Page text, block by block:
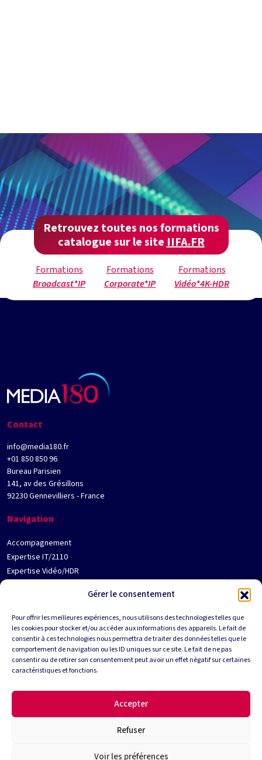
Gérer le consentement
Pour offrir les meilleures expériences, nous utilisons des technologies telles que
les cookies pour stocker et/ou accéder aux informations des appareils. Le fait de
consentir à ces technologies nous permettra de traiter des données telles que le
comportement de navigation ou les ID uniques sur ce site. Le fait de ne pas
consentir ou de retirer son consentement peut avoir un effet négatif sur certaines
caractéristiques et fonctions.
Accepter
Refuser
Voir les préférences
Retrouvez toutes nos formations
catalogue sur le site IIFA.FR
Formations
Broadcast*IP
Formations
Corporate*IP
Formations
Vidéo*4K-HDR
Contact
info@media180.fr
+01 850 850 96
Bureau Parisien
141, av des Grésillons
92230 Gennevilliers - France
Navigation
Accompagnement
Expertise IT/2110
Expertise Vidéo/HDR
Qui est Media180 ?
Partenaires Suivez-nous
Mentions légales
RGPD